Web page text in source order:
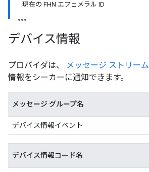
現在の FHN エフェメラル ID
デバイス情報
プロバイダは、 メッセージ ストリーム
情報をシーカーに通知できます。
メッセージ グループ名
デバイス情報イベント
デバイス情報コード名